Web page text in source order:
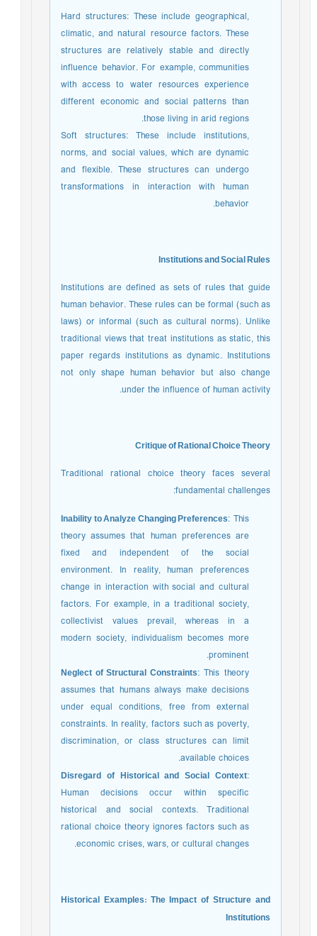
Hard structures: These include geographical,
climatic, and natural resource factors. These
structures are relatively stable and directly
influence behavior. For example, communities
with access to water resources experience
different economic and social patterns than
those living in arid regions.
Soft structures: These include institutions,
norms, and social values, which are dynamic
and flexible. These structures can undergo
transformations in interaction with human
behavior.
Institutions and Social Rules
Institutions are defined as sets of rules that guide
human behavior. These rules can be formal (such as
laws) or informal (such as cultural norms). Unlike
traditional views that treat institutions as static, this
paper regards institutions as dynamic. Institutions
not only shape human behavior but also change
under the influence of human activity.
Critique of Rational Choice Theory
Traditional rational choice theory faces several
fundamental challenges:
Inability to Analyze Changing Preferences : This
theory assumes that human preferences are
fixed and independent of the social
environment. In reality, human preferences
change in interaction with social and cultural
factors. For example, in a traditional society,
collectivist values prevail, whereas in a
modern society, individualism becomes more
prominent.
Neglect of Structural Constraints : This theory
assumes that humans always make decisions
under equal conditions, free from external
constraints. In reality, factors such as poverty,
discrimination, or class structures can limit
available choices.
Disregard of Historical and Social Context
Human decisions occur within specific
historical and social contexts. Traditional
rational choice theory ignores factors such as
economic crises, wars, or cultural changes.
Historical Examples: The Impact of Structure and
Institutions